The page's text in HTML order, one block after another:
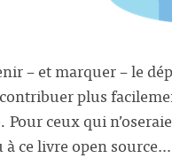
– et marquer – le
plus
ceux qui
ce livre open source…